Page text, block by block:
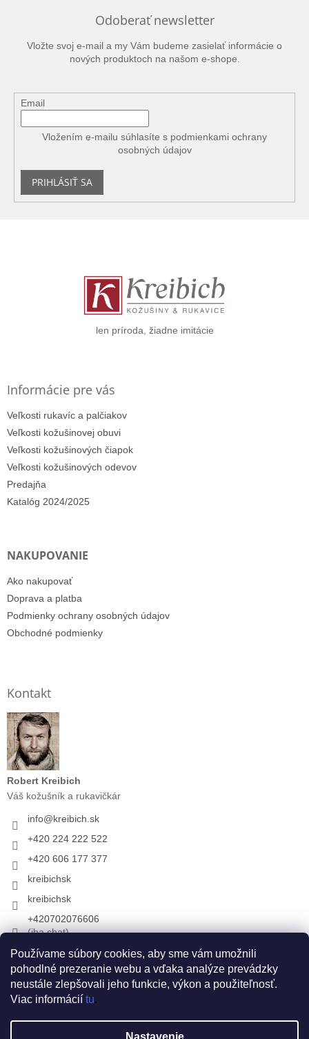
Používame súbory cookies, aby sme vám umožnili
pohodlné prezeranie webu a vďaka analýze prevádzky
neustále zlepšovali jeho funkcie, výkon a použiteľnosť.
Viac informácií tu.
Nastavenie
Odoberať newsletter
Vložte svoj e-mail a my Vám budeme zasielať informácie o
nových produktoch na našom e-shope.
Email
Vložením e-mailu súhlasíte s podmienkami ochrany
osobných údajov
PRIHLÁSIŤ SA
len príroda, žiadne imitácie
Informácie pre vás
Veľkosti rukavíc a palčiakov
Veľkosti kožušinovej obuvi
Veľkosti kožušinových čiapok
Veľkosti kožušinových odevov
Predajňa
Katalóg 2024/2025
NAKUPOVANIE
Ako nakupovať
Doprava a platba
Podmienky ochrany osobných údajov
Obchodné podmienky
Kontakt
Robert Kreibich
Váš kožušník a rukavičkár
info@kreibich.sk
+420 224 222 522
+420 606 177 377
kreibichsk
kreibichsk
+420702076606
(iba chat)
Prijímame online platby